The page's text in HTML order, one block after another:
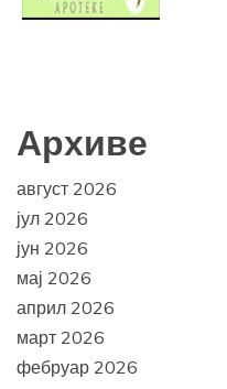
Архиве
август 2026
јул 2026
јун 2026
мај 2026
април 2026
март 2026
фебруар 2026